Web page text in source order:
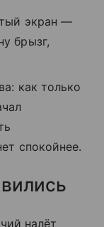
экран —
брызг,
как только
спокойнее.
налёт